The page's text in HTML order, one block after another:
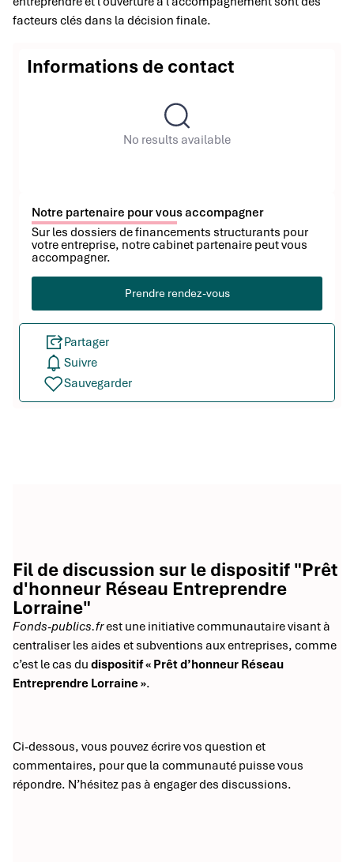
facteurs clés dans la décision finale.
Informations de contact
No results available
Notre partenaire pour vous accompagner
Sur les dossiers de financements structurants pour
votre entreprise, notre cabinet partenaire peut vous
accompagner.
Prendre rendez-vous
Partager
Suivre
Sauvegarder
Fil de discussion sur le dispositif "Prêt
d'honneur Réseau Entreprendre
Lorraine"
Fonds-publics.frest une initiative communautaire visant à
centraliser les aides et subventions aux entreprises, comme
c’est le cas du dispositif « Prêt d’honneur Réseau
Entreprendre Lorraine ».
Ci-dessous, vous pouvez écrire vos question et
commentaires, pour que la communauté puisse vous
répondre. N’hésitez pas à engager des discussions.